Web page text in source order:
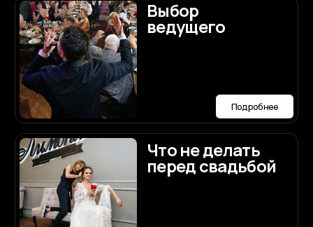
Заполнить анкету
Мессенджеры и соц.сети:
Политика конфиденциальности
Публичная оферта
Разработка сайта